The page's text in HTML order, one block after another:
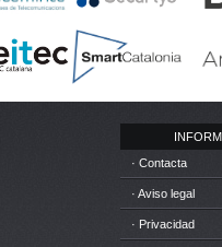
· Contacta
· Aviso legal
· Privacidad